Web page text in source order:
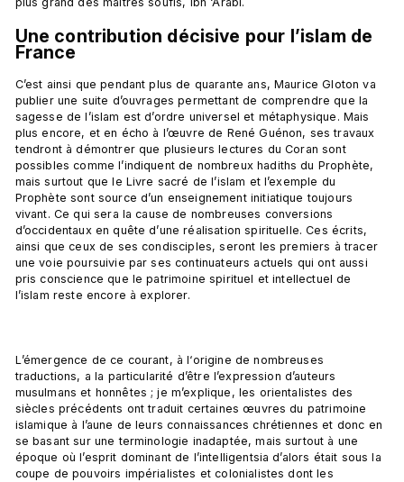
Une contribution décisive pour l’islam de
France
C’est ainsi que pendant plus de quarante ans, Maurice Gloton va
publier une suite d’ouvrages permettant de comprendre que la
sagesse de l’islam est d’ordre universel et métaphysique. Mais
plus encore, et en écho à l’œuvre de René Guénon, ses travaux
tendront à démontrer que plusieurs lectures du Coran sont
possibles comme l’indiquent de nombreux hadiths du Prophète,
mais surtout que le Livre sacré de l’islam et l’exemple du
Prophète sont source d’un enseignement initiatique toujours
vivant. Ce qui sera la cause de nombreuses conversions
d’occidentaux en quête d’une réalisation spirituelle. Ces écrits,
ainsi que ceux de ses condisciples, seront les premiers à tracer
une voie poursuivie par ses continuateurs actuels qui ont aussi
pris conscience que le patrimoine spirituel et intellectuel de
l’islam reste encore à explorer.
L’émergence de ce courant, à l‘origine de nombreuses
traductions, a la particularité d’être l’expression d’auteurs
musulmans et honnêtes ; je m’explique, les orientalistes des
siècles précédents ont traduit certaines œuvres du patrimoine
islamique à l’aune de leurs connaissances chrétiennes et donc en
se basant sur une terminologie inadaptée, mais surtout à une
époque où l’esprit dominant de l’intelligentsia d’alors était sous la
coupe de pouvoirs impérialistes et colonialistes dont les